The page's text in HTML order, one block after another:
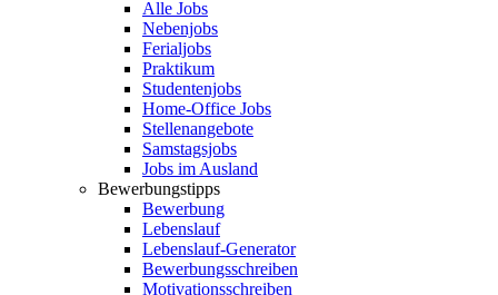
Alle Jobs
Nebenjobs
Ferialjobs
Praktikum
Studentenjobs
Home-Office Jobs
Stellenangebote
Samstagsjobs
Jobs im Ausland
Bewerbungstipps
Bewerbung
Lebenslauf
Lebenslauf-Generator
Bewerbungsschreiben
Motivationsschreiben